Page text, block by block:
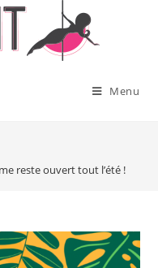
Menu
reste ouvert tout l’été !